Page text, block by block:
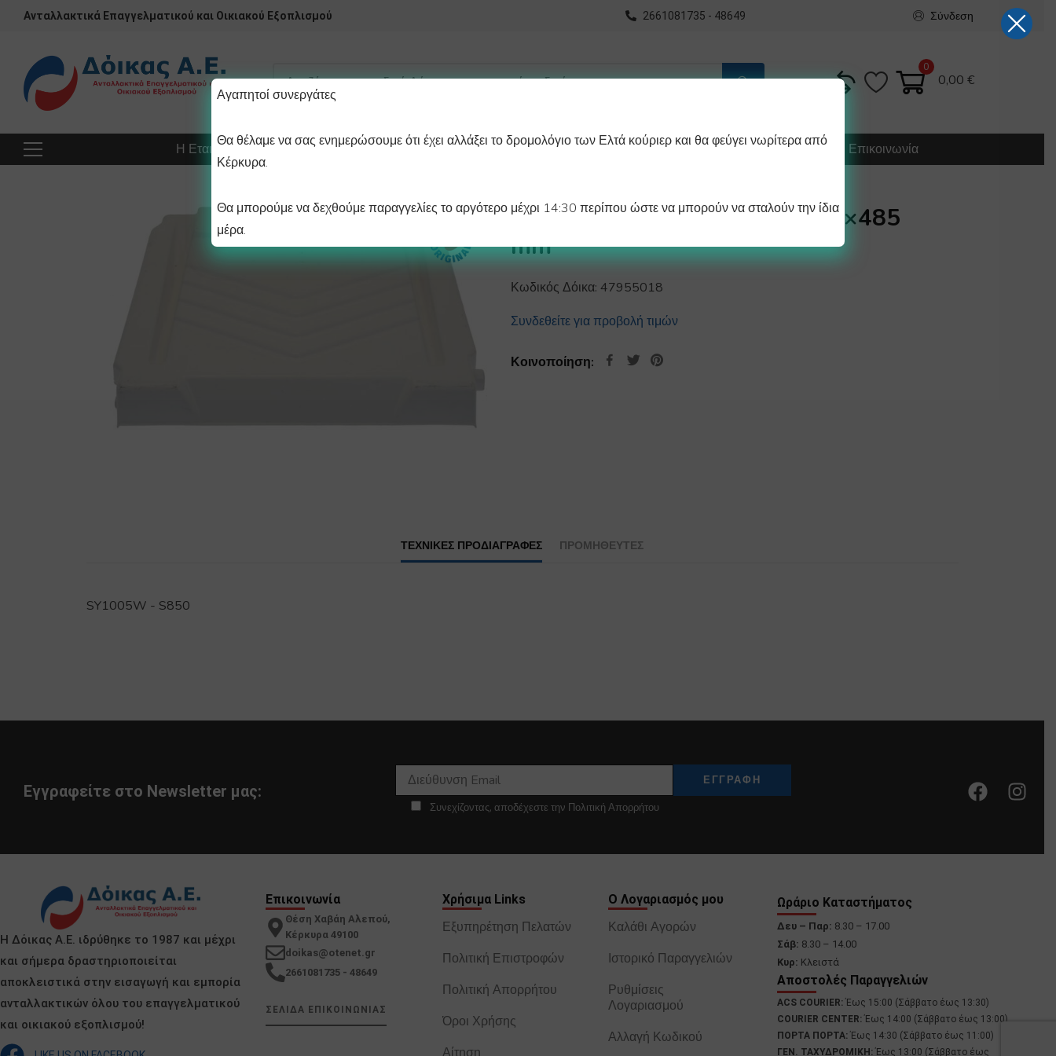
Ανταλλακτικά Επαγγελματικού και Οικιακού Εξοπλισμού 2661081735 - 48649 Σύνδεση
0
0,00€
Η Εταιρεία Προϊόντα Προχωρημένη Αναζήτηση Διαγράμματα Λάστιχα Ψυγείου Κατασκευή Οδηγίες Επικοινωνία
ΚΑΠΑΚΙ ΠΑΓΟΜΗΧΑΝΗΣ 520×485
mm
Κωδικός Δόικα: 47955018
Συνδεθείτε για προβολή τιμών
Κοινοποίηση:
ΤΕΧΝΙΚΕΣ ΠΡΟΔΙΑΓΡΑΦΕΣ ΠΡΟΜΗΘΕΥΤΕΣ
SY1005W - S850
Εγγραφείτε στο Newsletter μας:
Συνεχίζοντας, αποδέχεστε την Πολιτική Απορρήτου
Η Δόικας Α.Ε. ιδρύθηκε το 1987 και μέχρι
και σήμερα δραστηριοποιείται
αποκλειστικά στην εισαγωγή και εμπορία
ανταλλακτικών όλου του επαγγελματικού
και οικιακού εξοπλισμού!
Επικοινωνία
Θέση Χαβάη Αλεπού,
Κέρκυρα 49100
doikas@otenet.gr
2661081735 - 48649
ΣΕΛΙΔΑ ΕΠΙΚΟΙΝΩΝΙΑΣ
Χρήσιμα Links
Εξυπηρέτηση Πελατών
Πολιτική Επιστροφών
Πολιτική Απορρήτου
Όροι Χρήσης
Ο Λογαριασμός μου
Καλάθι Αγορών
Ιστορικό Παραγγελιών
Ρυθμίσεις
Λογαριασμού
Αλλαγή Κωδικού
Ωράριο Καταστήματος
Δευ – Παρ: 8.30 – 17.00
Σάβ: 8.30 – 14.00
Κυρ: Κλειστά
Αποστολές Παραγγελιών
ACS COURIER: Έως 15:00 (Σάββατο έως 13:30)
COURIER CENTER: Έως 14:00 (Σάββατο έως 13:00)
ΠΟΡΤΑ ΠΟΡΤΑ: Έως 14:30 (Σάββατο έως 11:00)
ΓΕΝ. ΤΑΧΥΔΡΟΜΙΚΗ: Έως 13:00 (Σάββατο έως
Αγαπητοί συνεργάτες
Θα θέλαμε να σας ενημερώσουμε ότι έχει αλλάξει το δρομολόγιο των Ελτά κούριερ και θα φεύγει νωρίτερα από
Κέρκυρα.
Θα μπορούμε να δεχθούμε παραγγελίες το αργότερο μέχρι 14:30 περίπου ώστε να μπορούν να σταλούν την ίδια
μέρα.